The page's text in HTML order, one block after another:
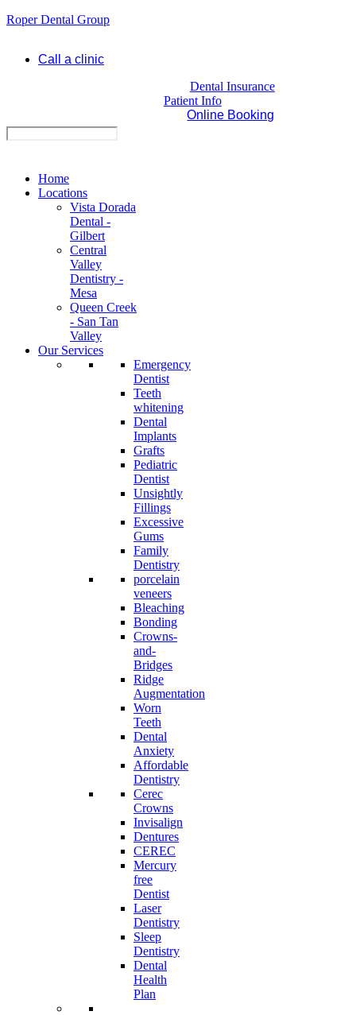
Roper Dental Group
Call a clinic
Dental Insurance
Patient Info
Online Booking
Home
Locations
Vista Dorada
Dental -
Gilbert
Central
Valley
Dentistry -
Mesa
Queen Creek
- San Tan
Valley
Our Services
Emergency
Dentist
Teeth
whitening
Dental
Implants
Grafts
Pediatric
Dentist
Unsightly
Fillings
Excessive
Gums
Family
Dentistry
porcelain
veneers
Bleaching
Bonding
Crowns-
and-
Bridges
Ridge
Augmentation
Worn
Teeth
Dental
Anxiety
Affordable
Dentistry
Cerec
Crowns
Invisalign
Dentures
CEREC
Mercury
free
Dentist
Laser
Dentistry
Sleep
Dentistry
Dental
Health
Plan